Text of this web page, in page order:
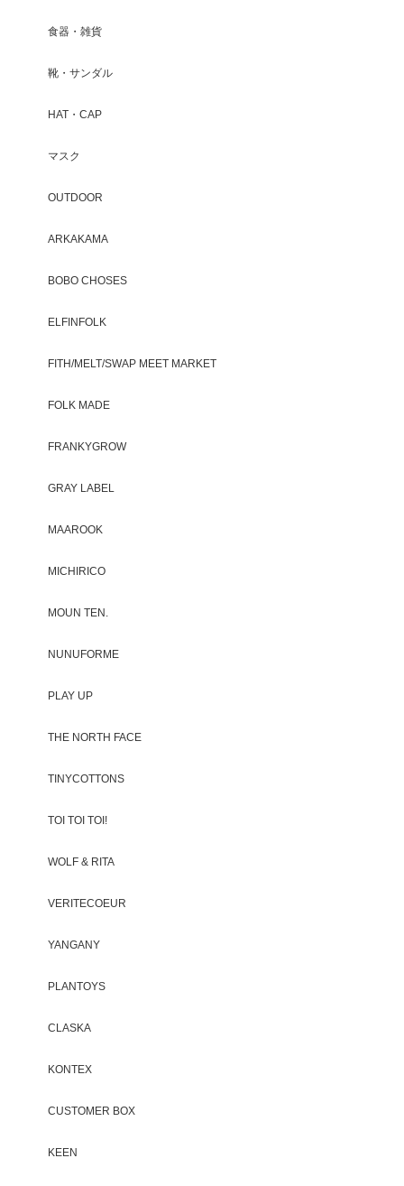
食器・雑貨
靴・サンダル
HAT・CAP
マスク
OUTDOOR
ARKAKAMA
BOBO CHOSES
ELFINFOLK
FITH/MELT/SWAP MEET MARKET
FOLK MADE
FRANKYGROW
GRAY LABEL
MAAROOK
MICHIRICO
MOUN TEN.
NUNUFORME
PLAY UP
THE NORTH FACE
TINYCOTTONS
TOI TOI TOI!
WOLF & RITA
VERITECOEUR
YANGANY
PLANTOYS
CLASKA
KONTEX
CUSTOMER BOX
KEEN